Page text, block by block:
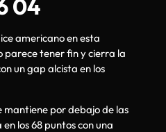
04
americano en esta
parece tener fin y cierra la
un gap alcista en los
mantiene por debajo de las
los 68 puntos con una